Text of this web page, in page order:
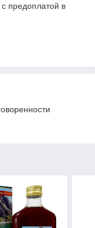
предоплатой в